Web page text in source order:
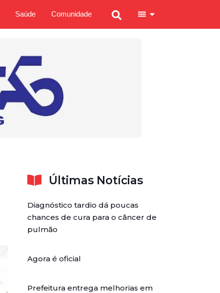
Saúde Comunidade
Últimas Notícias
Diagnóstico tardio dá poucas
chances de cura para o câncer de
pulmão
Agora é oficial
Prefeitura entrega melhorias em